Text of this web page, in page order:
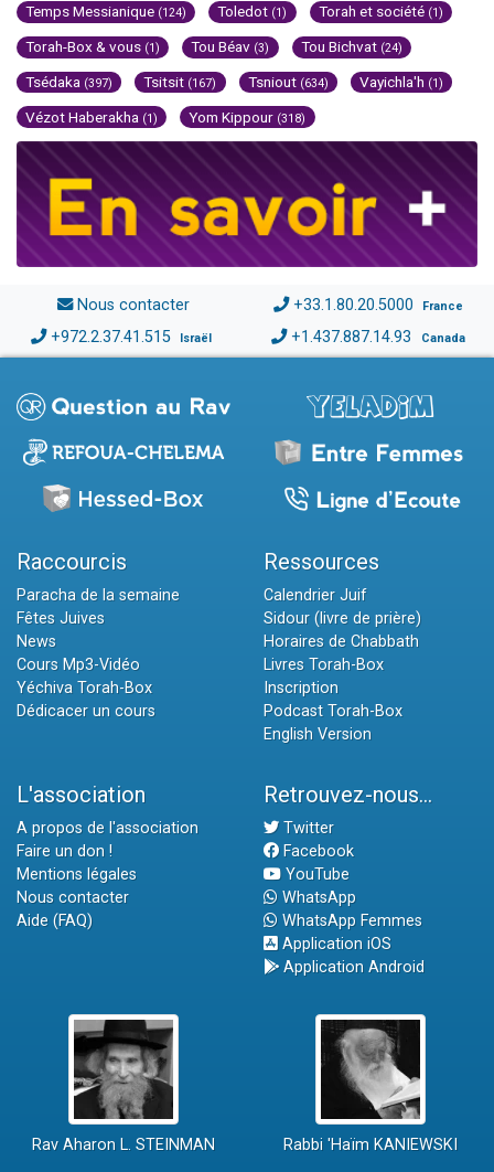
Temps Messianique (124) Toledot (1) Torah et société (1)
Torah-Box & vous (1) Tou Béav (3) Tou Bichvat (24)
Tsédaka (397) Tsitsit (167) Tsniout (634) Vayichla'h (1)
Vézot Haberakha (1) Yom Kippour (318)
Nous contacter +33.1.80.20.5000 France
+972.2.37.41.515 Israël +1.437.887.14.93 Canada
Raccourcis
Paracha de la semaine
Fêtes Juives
News
Cours Mp3-Vidéo
Yéchiva Torah-Box
Dédicacer un cours
Ressources
Calendrier Juif
Sidour (livre de prière)
Horaires de Chabbath
Livres Torah-Box
Inscription
Podcast Torah-Box
English Version
L'association
A propos de l'association
Faire un don !
Mentions légales
Nous contacter
Aide (FAQ)
Retrouvez-nous...
Twitter
Facebook
YouTube
WhatsApp
WhatsApp Femmes
Application iOS
Application Android
Rav Aharon L. STEINMAN Rabbi 'Haïm KANIEWSKI